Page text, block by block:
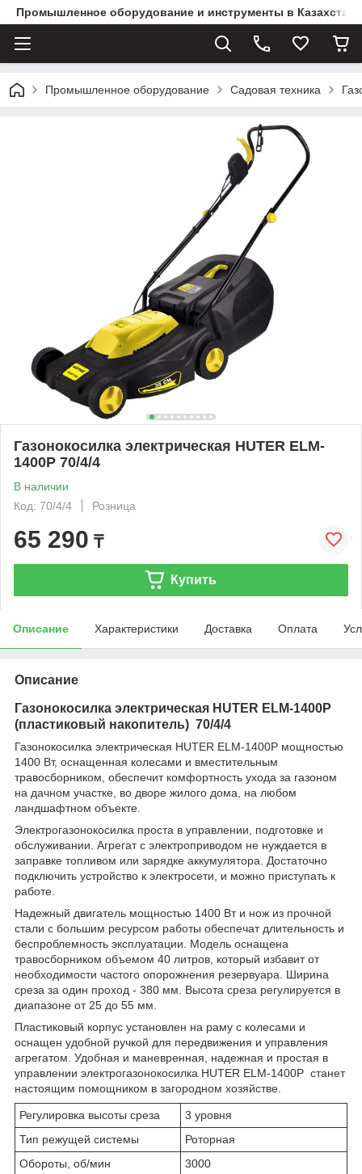
Промышленное оборудование и инструменты в
Промышленное оборудование Садовая техника
Газонокосилка электрическая HUTER ELM-
1400Р 70/4/4
В наличии
Код: 70/4/4
Розница
65 290 ₸
Купить
Описание Характеристики Доставка Оплата
Описание
Газонокосилка электрическая HUTER ELM-1400Р
(пластиковый накопитель) 70/4/4
Газонокосилка электрическая HUTER ELM-1400Р мощностью
1400 Вт, оснащенная колесами и вместительным
травосборником, обеспечит комфортность ухода за газоном
на дачном участке, во дворе жилого дома, на любом
ландшафтном объекте.
Электрогазонокосилка проста в управлении, подготовке и
обслуживании. Агрегат с электроприводом не нуждается в
заправке топливом или зарядке аккумулятора. Достаточно
подключить устройство к электросети, и можно приступать к
работе.
Надежный двигатель мощностью 1400 Вт и нож из прочной
стали с большим ресурсом работы обеспечат длительность и
беспроблемность эксплуатации. Модель оснащена
травосборником объемом 40 литров, который избавит от
необходимости частого опорожнения резервуара. Ширина
среза за один проход - 380 мм. Высота среза регулируется в
диапазоне от 25 до 55 мм.
Пластиковый корпус установлен на раму с колесами и
оснащен удобной ручкой для передвижения и управления
агрегатом. Удобная и маневренная, надежная и простая в
управлении электрогазонокосилка HUTER ELM-1400Р станет
настоящим помощником в загородном хозяйстве.
Регулировка высоты среза
3 уровня
Тип режущей системы
Роторная
Обороты, об/мин
3000